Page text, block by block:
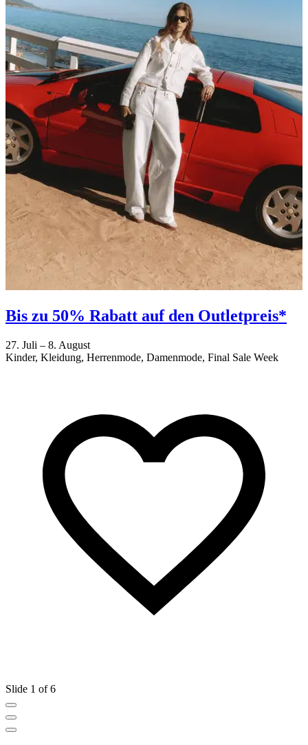
Bis zu 50% Rabatt auf den Outletpreis*
27. Juli – 8. August
Kinder, Kleidung, Herrenmode, Damenmode, Final Sale Week
Slide 1 of 6